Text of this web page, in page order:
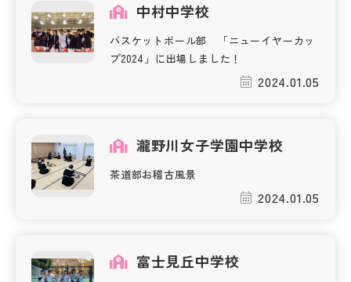
特集
お問い合わせ
サイトマップ
中村中学校
バスケットボール部 「ニューイヤーカッ
プ2024」に出場しました！
2024.01.05
瀧野川女子学園中学校
茶道部お稽古風景
2024.01.05
富士見丘中学校